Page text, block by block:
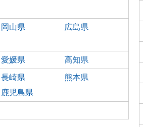
岡山県 広島県
愛媛県 高知県
長崎県
熊本県
鹿児島県